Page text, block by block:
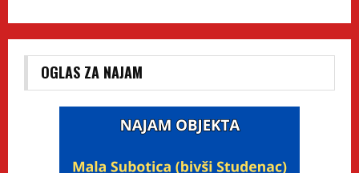
OGLAS ZA NAJAM